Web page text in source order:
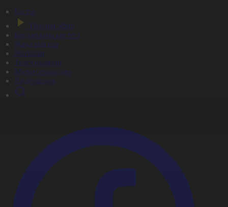
Басты
Тікелей эфир
Бағдарлама кестесі
Жаңалықтар
Жобалар
Телехикаялар
Мультсериалдар
Видеоархив